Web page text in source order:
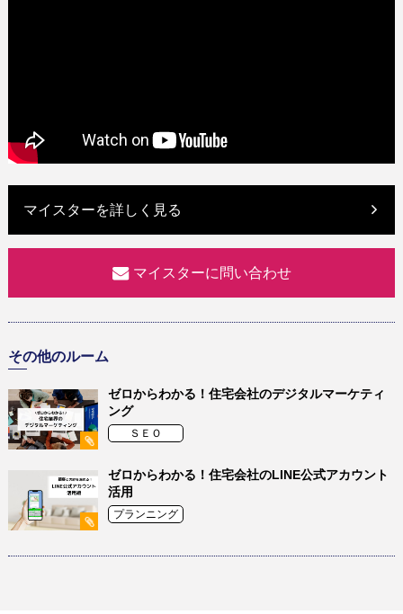
マイスターを詳しく見る
マイスターに問い合わせ
その他のルーム
ゼロからわかる！住宅会社のデジタルマーケティ
ング
ＳＥＯ
ゼロからわかる！住宅会社のLINE公式アカウント
活用
プランニング